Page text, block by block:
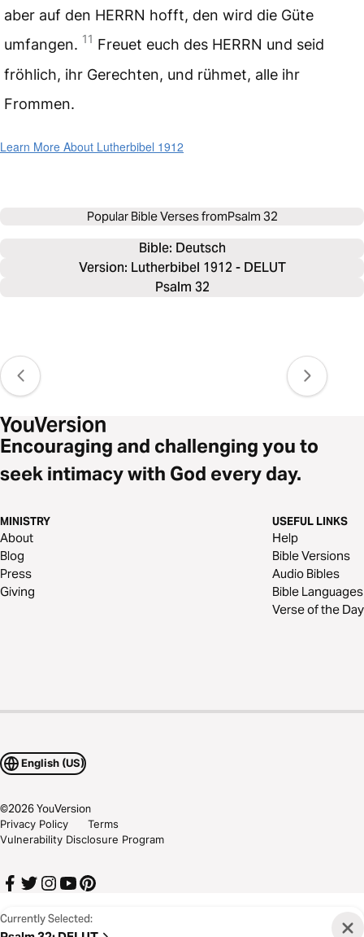
aber auf den HERRN hofft, den wird die Güte
umfangen. 11 Freuet euch des HERRN und seid
fröhlich, ihr Gerechten, und rühmet, alle ihr
Frommen.
Currently Selected:
Learn More About Lutherbibel 1912
Popular Bible Verses fromPsalm 32
Bible: Deutsch
Version: Lutherbibel 1912 - DELUT
Psalm 32
Encouraging and challenging you to
seek intimacy with God every day.
MINISTRY
About
Blog
Press
Giving
USEFUL LINKS
Help
Bible Versions
Audio Bibles
Bible Languages
Verse of the Day
English (US)
©2026YouVersion
Privacy Policy
Terms
Vulnerability Disclosure Program